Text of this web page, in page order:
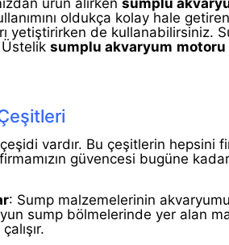
ürün alırken sumplu
oldukça kolay hale getiren
yetiştirirken de kullanabilirsiniz.
sumplu akvaryum motoru
vardır. Bu çeşitlerin
güvencesi bugüne
: Sump malzemelerinin
sump bölmelerinde yer alan